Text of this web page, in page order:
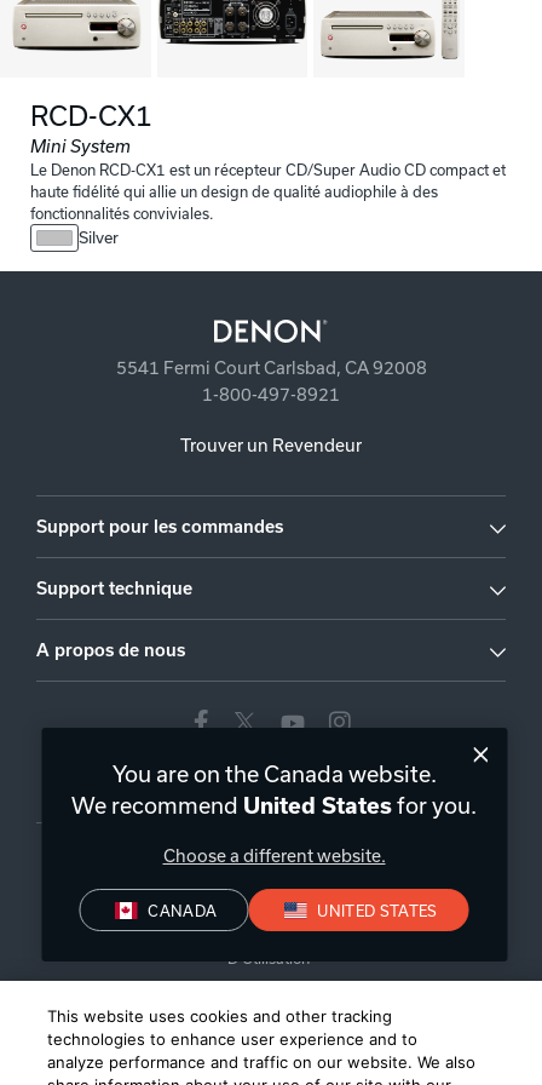
RCD-CX1
Mini System
Le Denon RCD-CX1 est un récepteur CD/Super Audio CD compact et
haute fidélité qui allie un design de qualité audiophile à des
fonctionnalités conviviales.
Silver
5541 Fermi Court Carlsbad, CA 92008
1-800-497-8921
Trouver un Revendeur
Support pour les commandes
Support technique
A propos de nous
Canada| FR
Politique de Confidentialité Conditions de Vente
Conditions
D’Utilisation
© 2026 Harman International Industries, Incorporated. All rights
reserved.
You are on the Canada website.
We recommend United Statesfor you.
Choose a different website.
CANADA UNITED STATES
This website uses cookies and other tracking
technologies to enhance user experience and to
analyze performance and traffic on our website. We also